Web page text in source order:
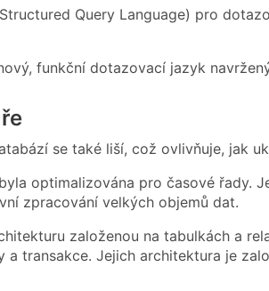
Query Language) pro
funkční dotazovací jazyk
se také liší, což ovlivňuje, jak
optimalizována pro časové řady.
zpracování velkých objemů dat.
založenou na tabulkách a
transakce. Jejich architektura je